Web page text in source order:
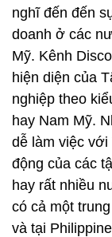
nghĩ đến đến
doanh ở các
Mỹ. Kênh
hiện diện của
nghiệp theo
hay Nam Mỹ.
dễ làm việc
động của các
hay rất nhiều
có cả một
và tại